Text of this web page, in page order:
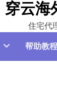
穿云海
住宅代
帮助教程